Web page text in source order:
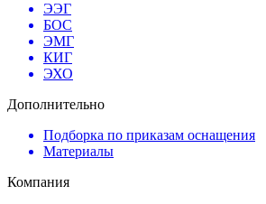
ЭЭГ
БОС
ЭМГ
КИГ
ЭХО
Дополнительно
Подборка по приказам оснащения
Материалы
Компания